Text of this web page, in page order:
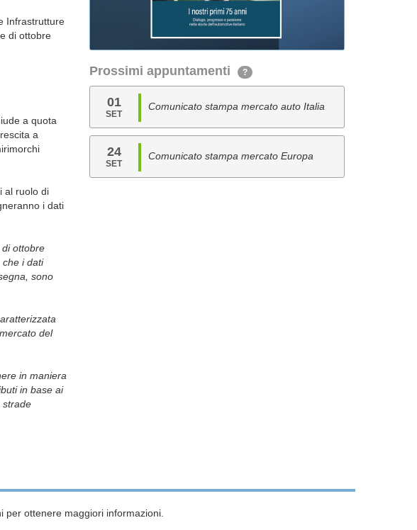
Infrastrutture
di ottobre
a quota
a
al ruolo di
i dati
di ottobre
che i dati
sono
del
in maniera
in base ai
strade
Prossimi appuntamenti ?
01
SET
Comunicato stampa mercato auto Italia
24
SET
Comunicato stampa mercato Europa
per ottenere maggiori informazioni.